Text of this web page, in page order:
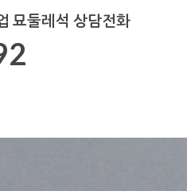
묘둘레석 상담전화